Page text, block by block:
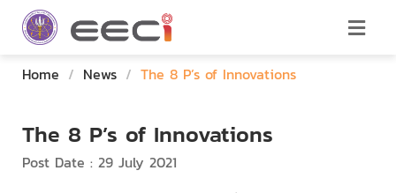
Home / News / The 8 P’s of Innovations
The 8 P’s of Innovations
Post Date : 29 July 2021